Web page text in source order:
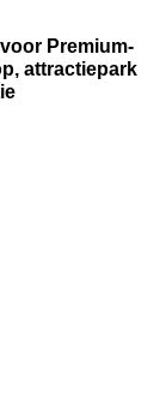
Premium-
attractiepark